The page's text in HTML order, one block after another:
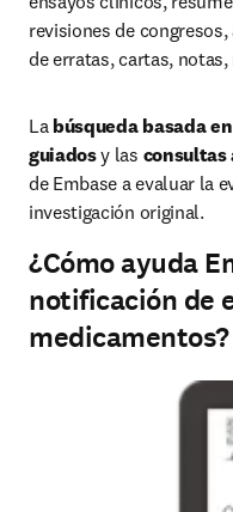
revisiones de
de erratas, cartas,
La búsqueda basada
guiados y las consultas
de Embase a evaluar la
investigación original.
¿Cómo ayuda
notificación de
medicamentos?